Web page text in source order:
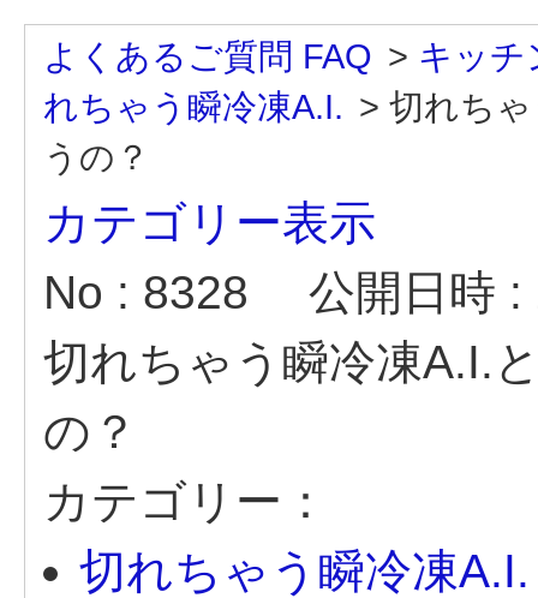
よくあるご質問 FAQ > キッチ
れちゃう瞬冷凍A.I. > 切れち
うの？
カテゴリー表示
No : 8328
公開日時
切れちゃう瞬冷凍A.I.
の？
カテゴリー：
切れちゃう瞬冷凍A.I.